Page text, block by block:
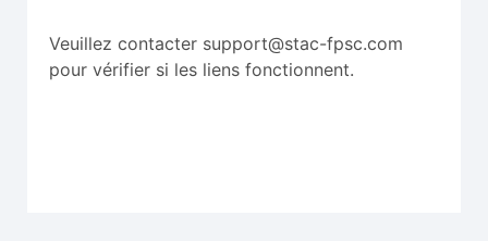
Veuillez contacter support@stac-fpsc.com
pour vérifier si les liens fonctionnent.